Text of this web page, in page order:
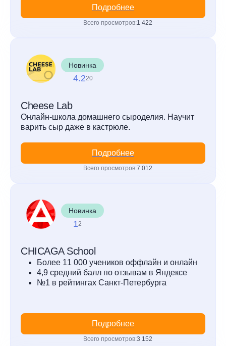
Подробнее
Всего просмотров:1 422
Новинка
4.220
Cheese Lab
Онлайн-школа домашнего сыроделия. Научит
варить сыр даже в кастрюле.
Подробнее
Всего просмотров:7 012
Новинка
12
CHICAGA School
Более 11 000 учеников оффлайн и онлайн
4,9 средний балл по отзывам в Яндексе
№1 в рейтингах Санкт-Петербурга
Подробнее
Всего просмотров:3 152